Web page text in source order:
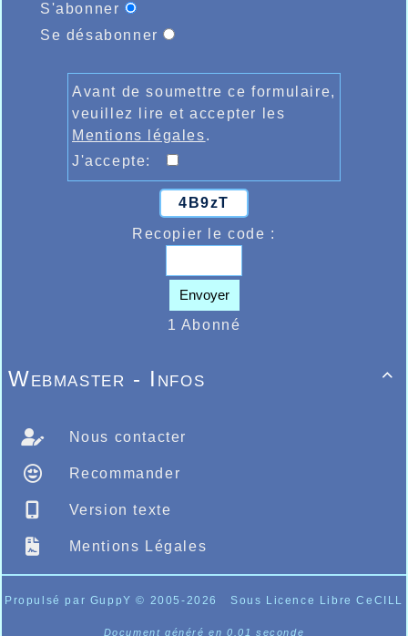
S'abonner
Se désabonner
Avant de soumettre ce formulaire,
veuillez lire et accepter les
Mentions légales.
J'accepte:
4B9zT
Recopier le code :
Envoyer
1 Abonné

Webmaster - Infos
Nous contacter
Recommander
Version texte
Mentions Légales
Propulsé par GuppY© 2005-2026 Sous Licence Libre CeCILL
Document généré en 0.01 seconde